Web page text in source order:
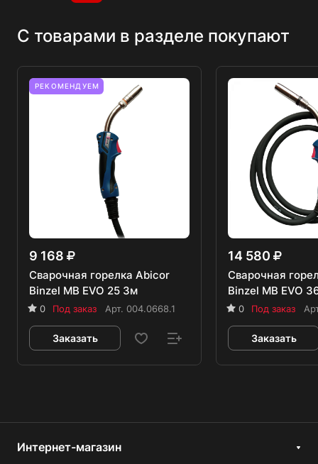
С товарами в разделе покупают
РЕКОМЕНДУЕМ
9 168
Сварочная горелка Abicor
Binzel MB EVO 25 3м
0 Под заказ Арт. 004.0668.1
Заказать
14 580
Сварочная
Binzel MB EVO
0 Под заказ
Заказать
Интернет-магазин